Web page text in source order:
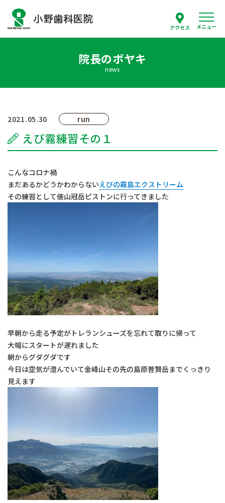
アクセス
院長のボヤキ
news
2021.05.30 run
えび霧練習その１
こんなコロナ禍
まだあるかどうかわからないえびの霧島エクストリーム
その練習として俵山冠岳ピストンに行ってきました
早朝から走る予定がトレランシューズを忘れて取りに帰って
大幅にスタートが遅れました
朝からグダグダです
今日は空気が澄んでいて金峰山その先の島原普賢岳までくっきり
見えます
メニュー
はじめての方へ
採用情報
よくあるご質問
交通アクセス
お問い合わせ
予約のお電話はこちらから
tel.096-389-8885（受付時間：9:00-18:30）